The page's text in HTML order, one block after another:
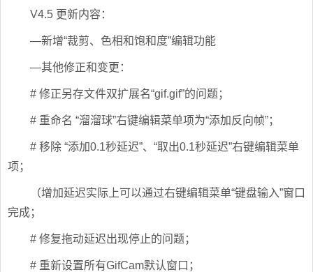
V4.5 更新内容：
—新增“裁剪、色相和饱和度”编辑功能
—其他修正和变更：
# 修正另存文件双扩展名“gif.gif”的问题；
# 重命名 “溜溜球”右键编辑菜单项为“添加反向帧”；
# 移除 “添加0.1秒延迟”、“取出0.1秒延迟”右键编辑菜单
项；
（增加延迟实际上可以通过右键编辑菜单“键盘输入”窗口
完成；
# 修复拖动延迟出现停止的问题；
# 重新设置所有GifCam默认窗口；